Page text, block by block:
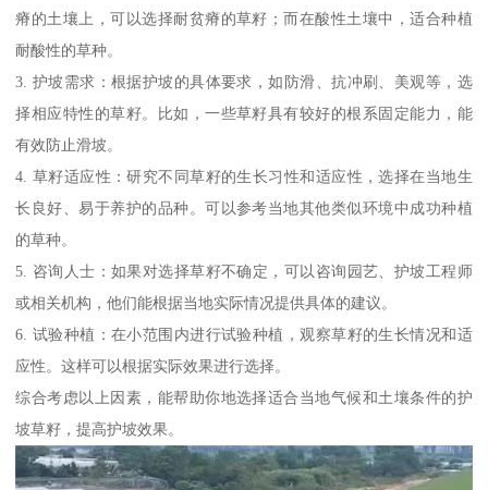
瘠的土壤上，可以选择耐贫瘠的草籽；而在酸性土壤中，适合种植
耐酸性的草种。
3. 护坡需求：根据护坡的具体要求，如防滑、抗冲刷、美观等，选
择相应特性的草籽。比如，一些草籽具有较好的根系固定能力，能
有效防止滑坡。
4. 草籽适应性：研究不同草籽的生长习性和适应性，选择在当地生
长良好、易于养护的品种。可以参考当地其他类似环境中成功种植
的草种。
5. 咨询人士：如果对选择草籽不确定，可以咨询园艺、护坡工程师
或相关机构，他们能根据当地实际情况提供具体的建议。
6. 试验种植：在小范围内进行试验种植，观察草籽的生长情况和适
应性。这样可以根据实际效果进行选择。
综合考虑以上因素，能帮助你地选择适合当地气候和土壤条件的护
坡草籽，提高护坡效果。